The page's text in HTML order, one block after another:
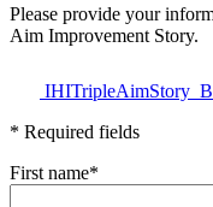
Please provide your
Aim
* Required fields
First name*